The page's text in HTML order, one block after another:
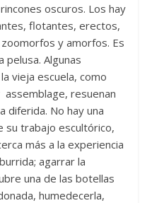
oscuros. Los hay
flotantes, erectos,
y amorfos. Es
pelusa. Algunas
vieja escuela, como
resuenan
diferida. No hay una
su trabajo escultórico,
más a la experiencia
agarrar la
una de las botellas
humedecerla,